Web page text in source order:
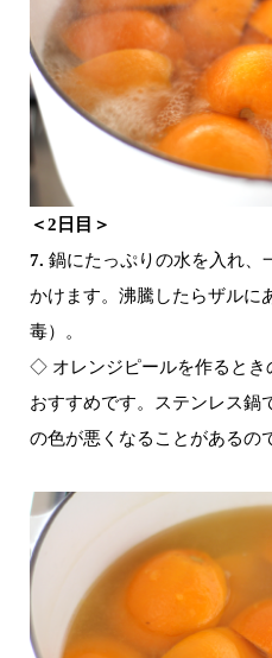
＜2日目＞
7. 鍋にたっぷりの水を入れ、
かけます。沸騰したらザルに
毒）。
◇ オレンジピールを作るとき
おすすめです。ステンレス鍋
の色が悪くなることがあるの